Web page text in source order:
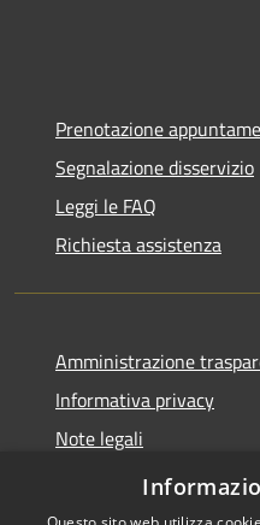
Prenotazione
Segnalazione disservizio
Leggi le FAQ
Richiesta assistenza
Amministrazione
Informativa privacy
Note legali
Dichiarazione di